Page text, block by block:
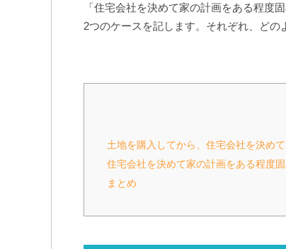
「住宅会社を決めて家の計画をある程度
2つのケースを記します。それぞれ、どの
土地を購入してから、住宅会社を決め
住宅会社を決めて家の計画をある程度
まとめ